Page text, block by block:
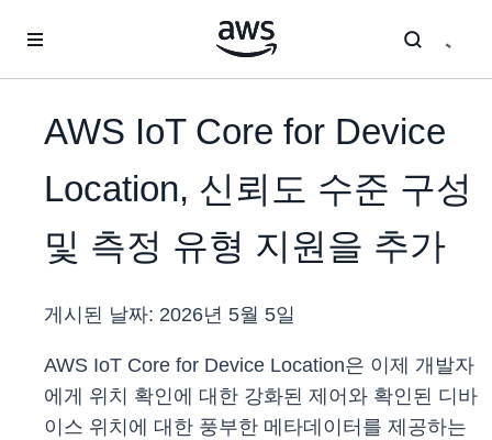
AWS IoT Core for Device
Location, 신뢰도 수준 구성
및 측정 유형 지원을 추가
게시된 날짜: 2026년 5월 5일
AWS IoT Core for Device Location은 이제 개발자
에게 위치 확인에 대한 강화된 제어와 확인된 디바
이스 위치에 대한 풍부한 메타데이터를 제공하는